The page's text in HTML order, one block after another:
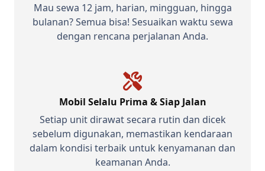
Mau sewa 12 jam, harian, mingguan, hingga
bulanan? Semua bisa! Sesuaikan waktu sewa
dengan rencana perjalanan Anda.
Mobil Selalu Prima & Siap Jalan
Setiap unit dirawat secara rutin dan dicek
sebelum digunakan, memastikan kendaraan
dalam kondisi terbaik untuk kenyamanan dan
keamanan Anda.